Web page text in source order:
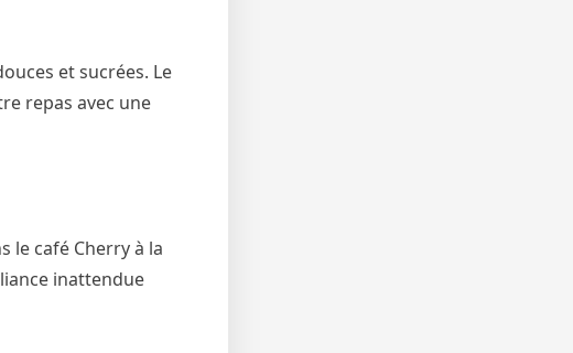
et sucrées. Le
repas avec une
le café Cherry à la
inattendue